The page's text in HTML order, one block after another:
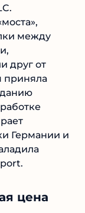
между
друг от
приняла
Германии и
цена